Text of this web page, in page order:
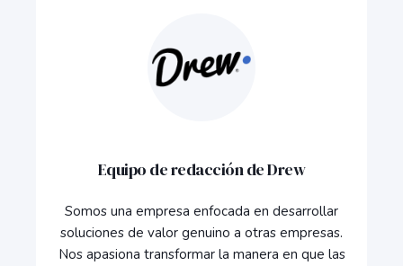
Equipo de redacción de Drew
Somos una empresa enfocada en desarrollar
soluciones de valor genuino a otras empresas.
Nos apasiona transformar la manera en que las